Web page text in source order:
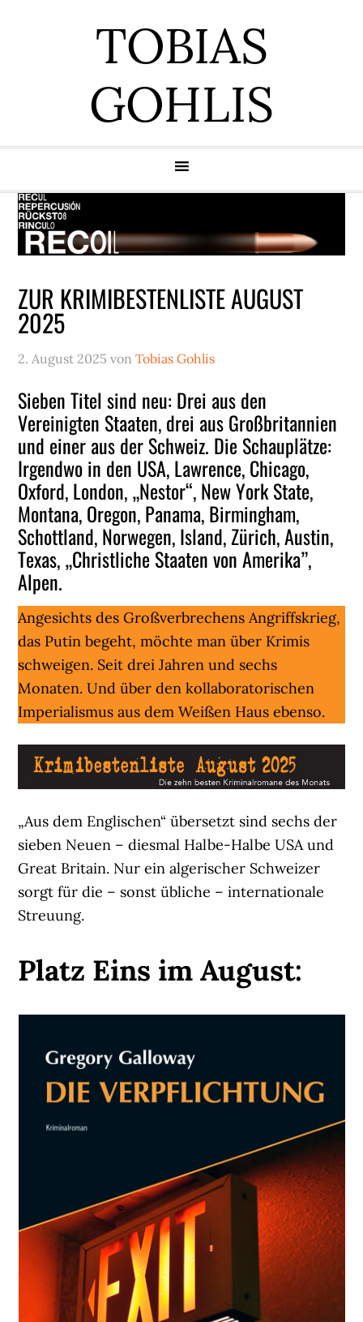
TOBIAS
GOHLIS
ZUR KRIMIBESTENLISTE AUGUST
2025
2. August 2025 vonTobias Gohlis
Sieben Titel sind neu: Drei aus den
Vereinigten Staaten, drei aus Großbritannien
und einer aus der Schweiz. Die Schauplätze:
Irgendwo in den USA, Lawrence, Chicago,
Oxford, London, „Nestor“, New York State,
Montana, Oregon, Panama, Birmingham,
Schottland, Norwegen, Island, Zürich, Austin,
Texas, „Christliche Staaten von Amerika”,
Alpen.
Angesichts des Großverbrechens Angriffskrieg,
das Putin begeht, möchte man über Krimis
schweigen. Seit drei Jahren und sechs
Monaten. Und über den kollaboratorischen
Imperialismus aus dem Weißen Haus ebenso.
„Aus dem Englischen“ übersetzt sind sechs der
sieben Neuen – diesmal Halbe-Halbe USA und
Great Britain. Nur ein algerischer Schweizer
sorgt für die – sonst übliche – internationale
Streuung.
Platz Eins im August: